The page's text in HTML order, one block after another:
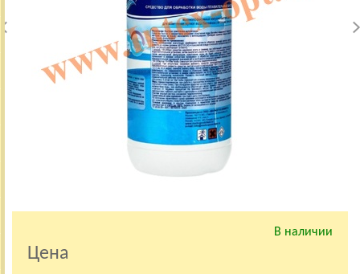
В наличии
Цена